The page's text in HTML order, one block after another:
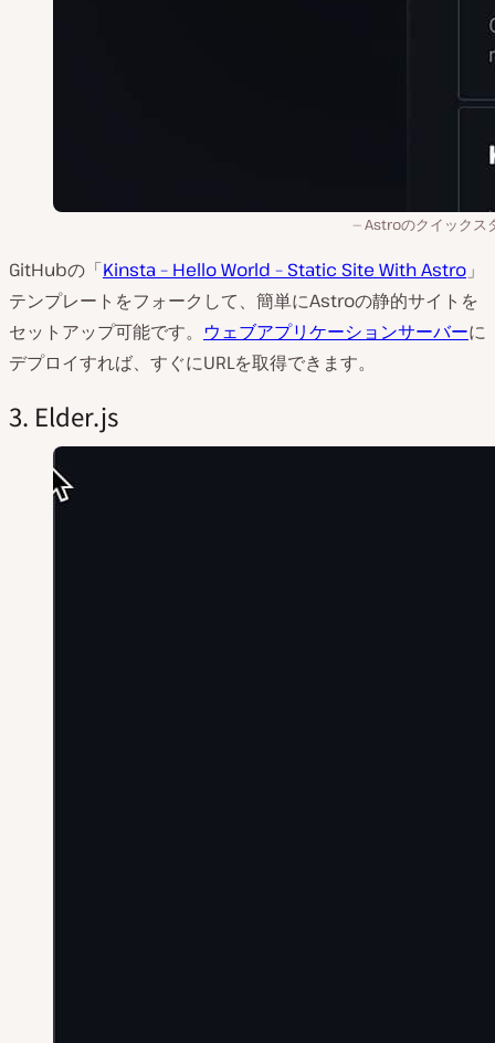
Astroのクイックス
GitHubの「Kinsta – Hello World – Static Site With Astro 」
テンプレートをフォークして、簡単にAstroの静的サイトを
セットアップ可能です。 ウェブアプリケーションサーバーに
デプロイすれば、すぐにURLを取得できます。
3. Elder.js